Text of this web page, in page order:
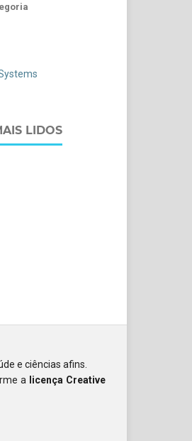
LIDOS
e ciências afins.
a
licença Creative